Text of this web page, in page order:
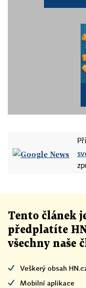
Tento článek
předplatíte
všechny naše
Veškerý obsah
Mobilní aplikace